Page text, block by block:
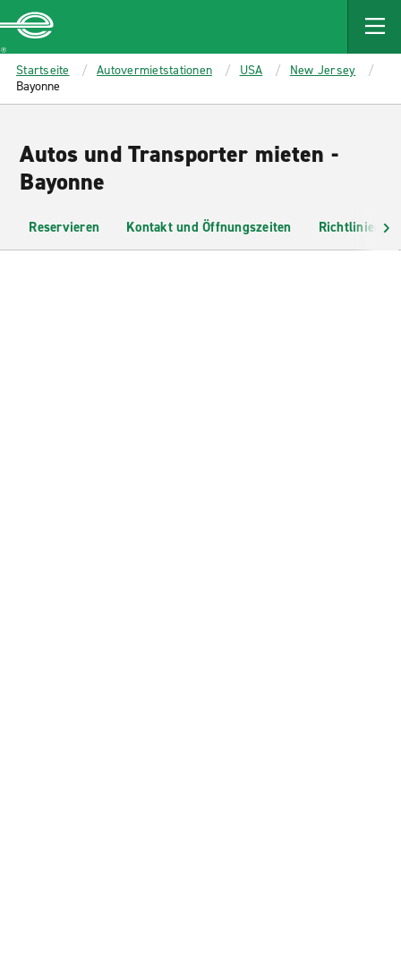
MAIN
CONTENT
Enterprise
Startseite Autovermietstationen USA
New Jersey
Bayonne
Autos und Transporter mieten -
Bayonne
Reservieren Kontakt und Öffnungszeiten Richtlinien